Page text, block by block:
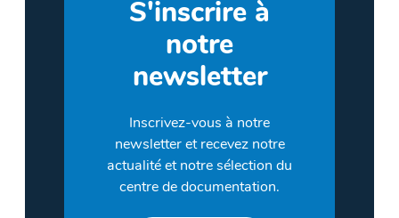
S'inscrire à
notre
newsletter
Inscrivez-vous à notre
newsletter et recevez notre
actualité et notre sélection du
centre de documentation.